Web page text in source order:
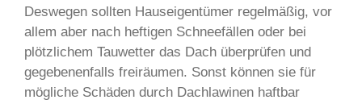
Deswegen sollten Hauseigentümer regelmäßig, vor
allem aber nach heftigen Schneefällen oder bei
plötzlichem Tauwetter das Dach überprüfen und
gegebenenfalls freiräumen. Sonst können sie für
mögliche Schäden durch Dachlawinen haftbar